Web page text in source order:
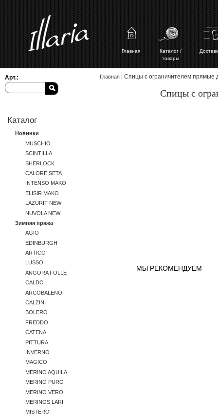
Главная
Каталог /
товары
Арт.:
Каталог
Новинки
MUSCHIO
SCINTILLA
SHERLOCK
CALORE SETA
INTENSO MAKO
ELISIR MAKO
LAZURIT NEW
NUVOLA NEW
Зимняя пряжа
AGIO
EDINBURGH
ARTICO
LUSSO
ANGORA FOLLE
CALDO
ARCOBALENO
CALZINI
BOLERO
FREDDO
CATENA
PITTURA
INVERNO
MAGICO
MERINO AQUILA
MERINO PURO
MERINO VERO
MERINOS LARI
MISTERO
Вы здесь
Главная | Спицы с ограничителем прямые
Спицы с
МЫ РЕКОМЕНДУЕМ